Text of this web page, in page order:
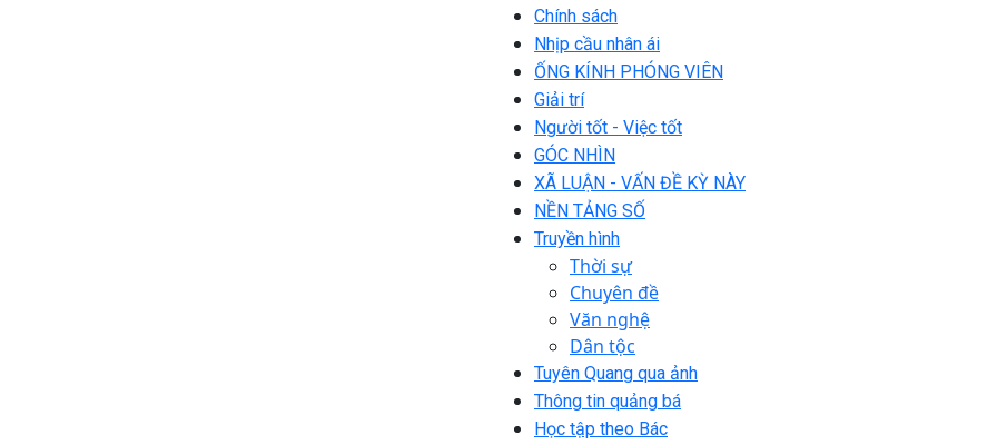
Chính sách
Nhịp cầu nhân ái
ỐNG KÍNH PHÓNG VIÊN
Giải trí
Người tốt - Việc tốt
GÓC NHÌN
XÃ LUẬN - VẤN ĐỀ KỲ NÀY
NỀN TẢNG SỐ
Truyền hình
Thời sự
Chuyên đề
Văn nghệ
Dân tộc
Tuyên Quang qua ảnh
Thông tin quảng bá
Học tập theo Bác